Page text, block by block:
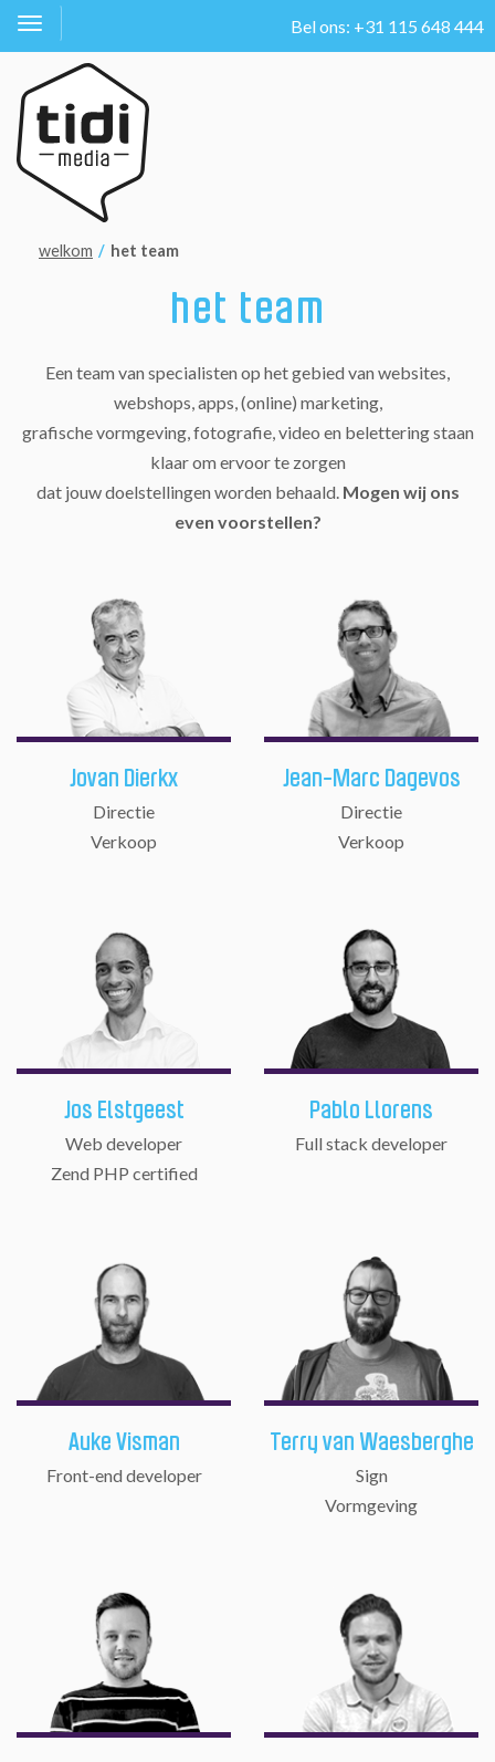
Toggle
navigation
Bel ons: +31 115 648 444
welkom het team
het team
Een team van specialisten op het gebied van websites,
webshops, apps, (online) marketing,
grafische vormgeving, fotografie, video en belettering staan
klaar om ervoor te zorgen
dat jouw doelstellingen worden behaald. Mogen wij ons
even voorstellen?
Jovan Dierkx
Directie
Verkoop
Jean-Marc Dagevos
Directie
Verkoop
Jos Elstgeest
Web developer
Zend PHP certified
Pablo Llorens
Full stack developer
Auke Visman
Front-end developer
Terry van Waesberghe
Sign
Vormgeving